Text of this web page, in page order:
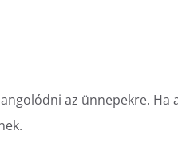
az ünnepekre. Ha